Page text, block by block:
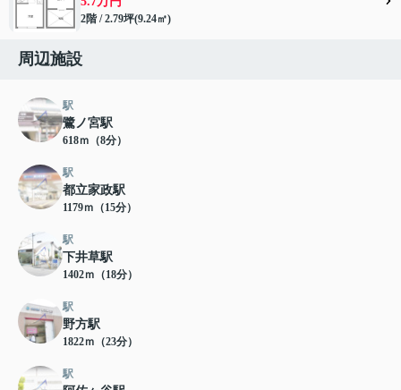
2階 / 2.79坪(9.24㎡)
周辺施設
駅
鷺ノ宮駅
618ｍ（8分）
駅
都立家政駅
1179ｍ（15分）
駅
下井草駅
1402ｍ（18分）
駅
野方駅
1822ｍ（23分）
駅